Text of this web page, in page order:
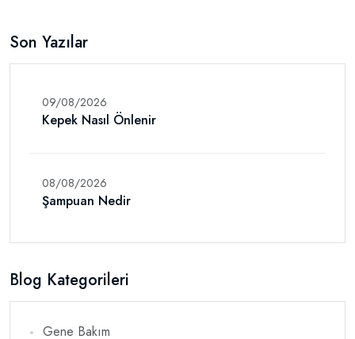
Son Yazılar
09/08/2026
Kepek Nasıl Önlenir
08/08/2026
Şampuan Nedir
Blog Kategorileri
Gene Bakım